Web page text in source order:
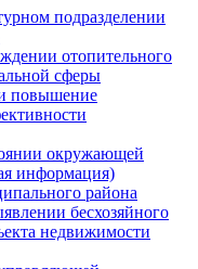
подразделении
отопительного
сферы
повышение
окружающей
информация)
района
бесхозяйного
недвижимости